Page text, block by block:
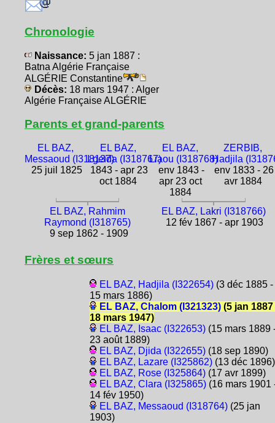
Chronologie
Naissance: 5 jan 1887 :
Batna Algérie Française
ALGÉRIE Constantine
Décès: 18 mars 1947 : Alger
Algérie Française ALGÉRIE
Parents et grand-parents
EL BAZ,
Messaoud (I318137)
25 juil 1825
EL BAZ,
Lgeïda (I318767)
1843 - apr 23
oct 1884
EL BAZ,
Liaou (I318768)
env 1843 -
apr 23 oct
1884
ZERBIB,
Hadjila
env 1833 - 26
avr 1884
EL BAZ, Rahmim
Raymond (I318765)
9 sep 1862 - 1909
EL BAZ, Lakri (I318766)
12 fév 1867 - apr 1903
Frères et sœurs
EL BAZ, Hadjila (I322654)(3 déc 1885 -
15 mars 1886)
EL BAZ, Chalom (I321323)(5 jan 1887
18 mars 1947)
EL BAZ, Isaac (I322653)(15 mars 1889
23 août 1889)
EL BAZ, Djida (I322655)(18 sep 1890)
EL BAZ, Lazare (I325862)(13 déc 1896)
EL BAZ, Rose (I325864)(17 avr 1899)
EL BAZ, Clara (I325865)(16 mars 1901
14 fév 1950)
EL BAZ, Messaoud (I318764)(25 jan
1903)